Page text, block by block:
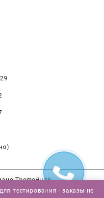
ThemeHunk
тестирования - заказы не